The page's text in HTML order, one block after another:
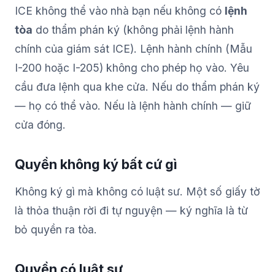
ICE không thể vào nhà bạn nếu không có lệnh
tòa do thẩm phán ký (không phải lệnh hành
chính của giám sát ICE). Lệnh hành chính (Mẫu
I-200 hoặc I-205) không cho phép họ vào. Yêu
cầu đưa lệnh qua khe cửa. Nếu do thẩm phán ký
— họ có thể vào. Nếu là lệnh hành chính — giữ
cửa đóng.
Quyền không ký bất cứ gì
Không ký gì mà không có luật sư. Một số giấy tờ
là thỏa thuận rời đi tự nguyện — ký nghĩa là từ
bỏ quyền ra tòa.
Quyền có luật sư